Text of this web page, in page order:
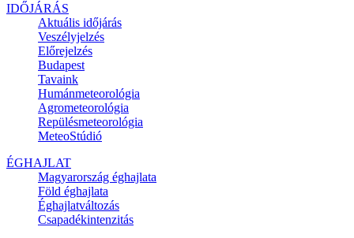
IDŐJÁRÁS
Aktuális időjárás
Veszélyjelzés
Előrejelzés
Budapest
Tavaink
Humánmeteorológia
Agrometeorológia
Repülésmeteorológia
MeteoStúdió
ÉGHAJLAT
Magyarország éghajlata
Föld éghajlata
Éghajlatváltozás
Csapadékintenzitás